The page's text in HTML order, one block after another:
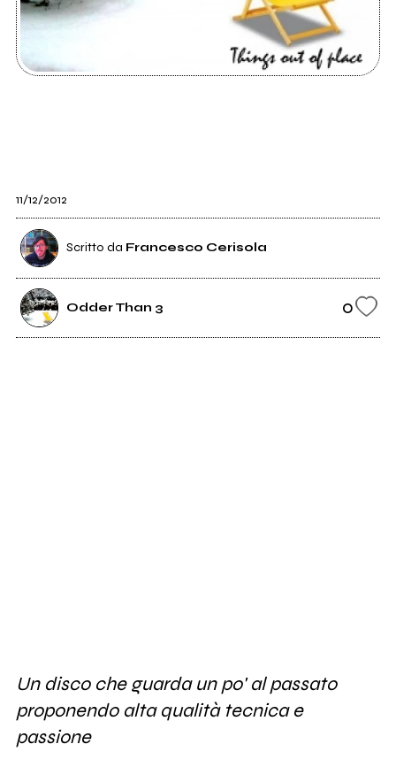
11/12/2012
Scritto da Francesco Cerisola
Odder Than 3 0
Un disco che guarda un po' al passato
proponendo alta qualità tecnica e
passione